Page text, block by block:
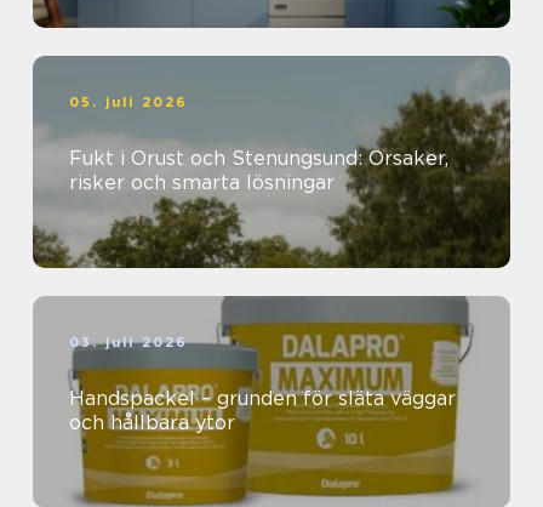
05. juli 2026
Fukt i Orust och Stenungsund: Orsaker,
risker och smarta lösningar
03. juli 2026
Handspackel – grunden för släta väggar
och hållbara ytor